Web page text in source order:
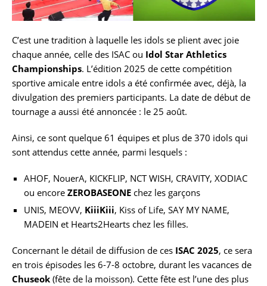
C’est une tradition à laquelle les idols se plient avec joie
chaque année, celle des ISAC ou Idol Star Athletics
Championships. L’édition 2025 de cette compétition
sportive amicale entre idols a été confirmée avec, déjà, la
divulgation des premiers participants. La date de début de
tournage a aussi été annoncée : le 25 août.
Ainsi, ce sont quelque 61 équipes et plus de 370 idols qui
sont attendus cette année, parmi lesquels :
AHOF, NouerA, KICKFLIP, NCT WISH, CRAVITY, XODIAC
ou encore ZEROBASEONE chez les garçons
UNIS, MEOVV, KiiiKiii, Kiss of Life, SAY MY NAME,
MADEIN et Hearts2Hearts chez les filles.
Concernant le détail de diffusion de ces ISAC 2025, ce sera
en trois épisodes les 6-7-8 octobre, durant les vacances de
Chuseok (fête de la moisson). Cette fête est l’une des plus